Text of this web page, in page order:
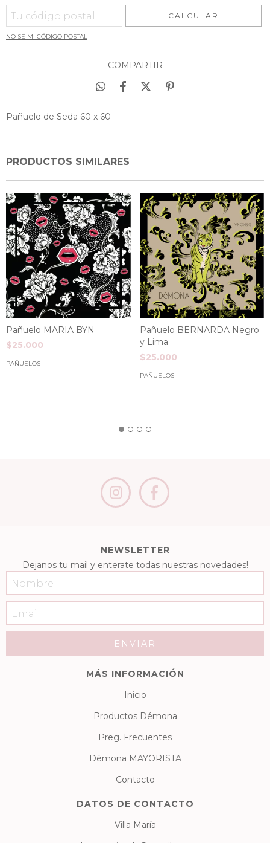
CALCULAR
NO SÉ MI CÓDIGO POSTAL
COMPARTIR
Pañuelo de Seda 60 x 60
PRODUCTOS SIMILARES
Pañuelo MARIA BYN
$25.000
PAÑUELOS
Pañuelo BERNARDA Negro
y Lima
$25.000
PAÑUELOS
NEWSLETTER
Dejanos tu mail y enterate todas nuestras novedades!
MÁS INFORMACIÓN
Inicio
Productos Démona
Preg. Frecuentes
Démona MAYORISTA
Contacto
DATOS DE CONTACTO
Villa María